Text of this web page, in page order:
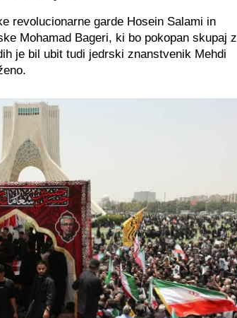
revolucionarne garde Hosein Salami in
Mohamad Bageri, ki bo pokopan skupaj z
je bil ubit tudi jedrski znanstvenik Mehdi